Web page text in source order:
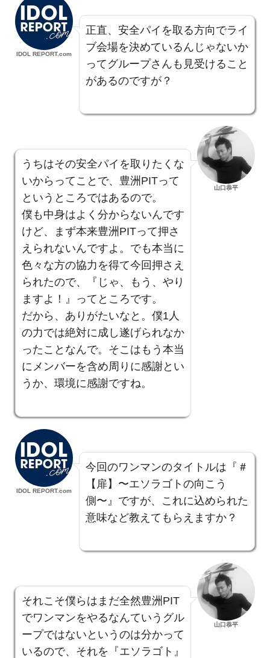
IDOL REPORT.com
正直、安全パイを取る方向でライ
ブ会場を決めているんじゃないか
ってグループさんも見受けること
があるのですが？
うちはその安全パイを取りたくな
いからってことで、豊洲PITって
というところではあるので。
僕も中身はよく分からないんです
けど、まず本来豊洲PITって押さ
えられないんですよ。でも本当に
色々な方の協力を得て今回押さえ
られたので、『じゃ、もう、やり
ますよ！』ってところです。
だから、ありがたいなと。僕1人
の力では絶対に成し遂げられなか
ったことなんで。そこはもう本当
にメンバーを含め周りに感謝とい
うか、環境に感謝ですね。
山口恭平
IDOL REPORT.com
今回のワンマンのタイトルは『＃
【扉】〜エソラゴトの向こう
側〜』ですが、これに込められた
意味など教えてもらえますか？
それこそ僕らはまだ全然豊洲PIT
でワンマンをやるなんていうグル
ープではないというのは分かって
いるので、それを『エソラゴト』
山口恭平